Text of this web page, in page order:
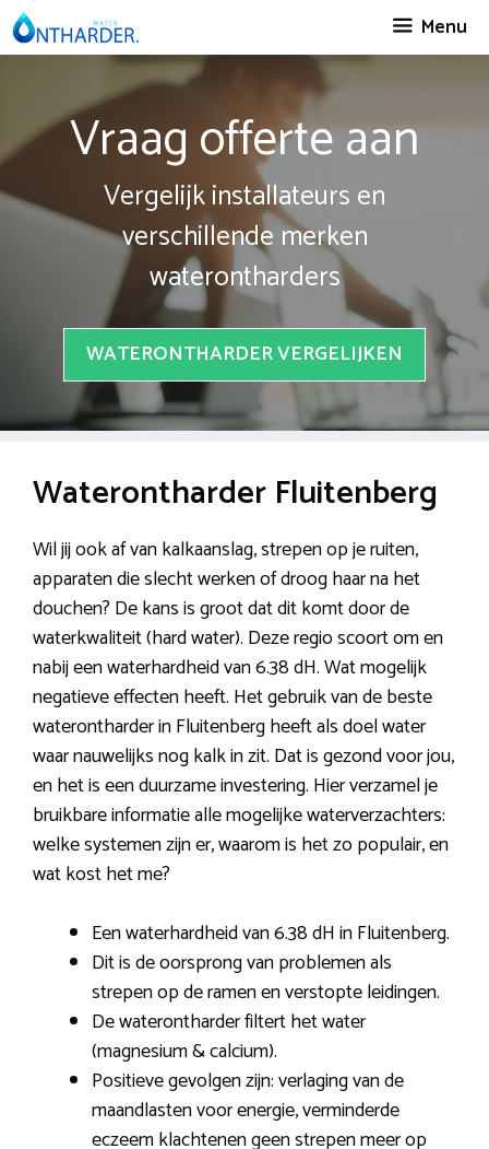
Spring
naar
Menu
Vraag offerte aan
Vergelijk installateurs en
verschillende merken
waterontharders
WATERONTHARDER VERGELIJKEN
Waterontharder Fluitenberg
Wil jij ook af van kalkaanslag, strepen op je ruiten,
apparaten die slecht werken of droog haar na het
douchen? De kans is groot dat dit komt door de
waterkwaliteit (hard water). Deze regio scoort om en
nabij een waterhardheid van 6.38 dH. Wat mogelijk
negatieve effecten heeft. Het gebruik van de beste
waterontharder in Fluitenberg heeft als doel water
waar nauwelijks nog kalk in zit. Dat is gezond voor jou,
en het is een duurzame investering. Hier verzamel je
bruikbare informatie alle mogelijke waterverzachters:
welke systemen zijn er, waarom is het zo populair, en
wat kost het me?
Een waterhardheid van 6.38 dH in Fluitenberg.
Dit is de oorsprong van problemen als
strepen op de ramen en verstopte leidingen.
De waterontharder filtert het water
(magnesium & calcium).
Positieve gevolgen zijn: verlaging van de
maandlasten voor energie, verminderde
eczeem klachtenen geen strepen meer op